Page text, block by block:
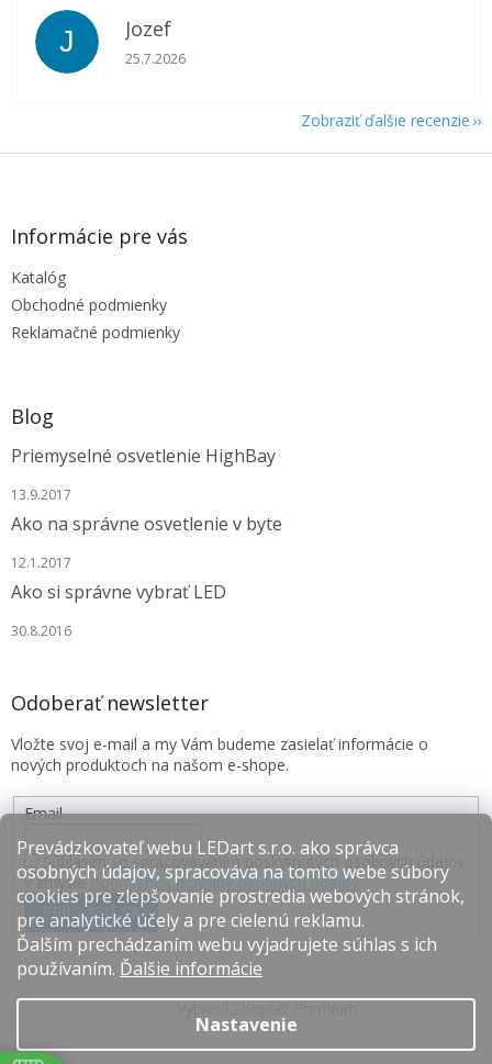
Prevádzkovateľ webu LEDart s.r.o. ako správca
osobných údajov, spracováva na tomto webe súbory
cookies pre zlepšovanie prostredia webových stránok,
pre analytické účely a pre cielenú reklamu.
Ďalším prechádzaním webu vyjadrujete súhlas s ich
používaním. Ďalšie informácie
Nastavenie
J Jozef
Hodnotenie obchodu je 5 z 5 hviezdičiek.
25.7.2026
Zobraziť ďalšie recenzie
Z
Informácie pre vás
Katalóg
Obchodné podmienky
Reklamačné podmienky
Blog
Priemyselné osvetlenie HighBay
13.9.2017
Ako na správne osvetlenie v byte
12.1.2017
Ako si správne vybrať LED
30.8.2016
Odoberať newsletter
Vložte svoj e-mail a my Vám budeme zasielať informácie o
nových produktoch na našom e-shope.
Email
Súhlasím so spracovávaním poskytnutých osobných údajov
v zmysle Podmienok ochrany osobných údajov.
PRIHLÁSIŤ SA